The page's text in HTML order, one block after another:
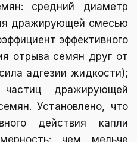
средний диаметр
дражирующей смесью
эффективного
отрыва семян друг от
адгезии жидкости);
частиц дражирующей
Установлено, что
действия капли
чем мельче